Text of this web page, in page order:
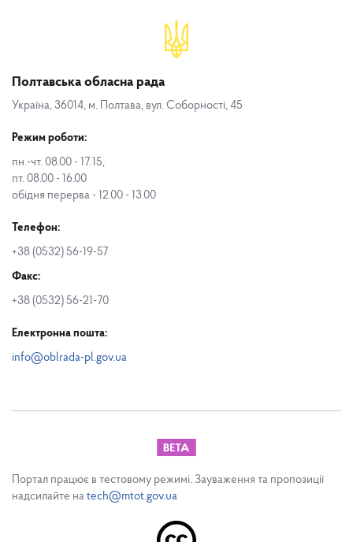
Полтавська обласна рада
Україна, 36014, м. Полтава, вул. Соборності, 45
Режим роботи:
пн.-чт. 08.00 - 17.15,
пт. 08.00 - 16.00
обідня перерва - 12.00 - 13.00
Телефон:
+38 (0532) 56-19-57
Факс:
+38 (0532) 56-21-70
Електронна пошта:
info@oblrada-pl.gov.ua
Портал працює в тестовому режимі. Зауваження та пропозиції
надсилайте на tech@mtot.gov.ua